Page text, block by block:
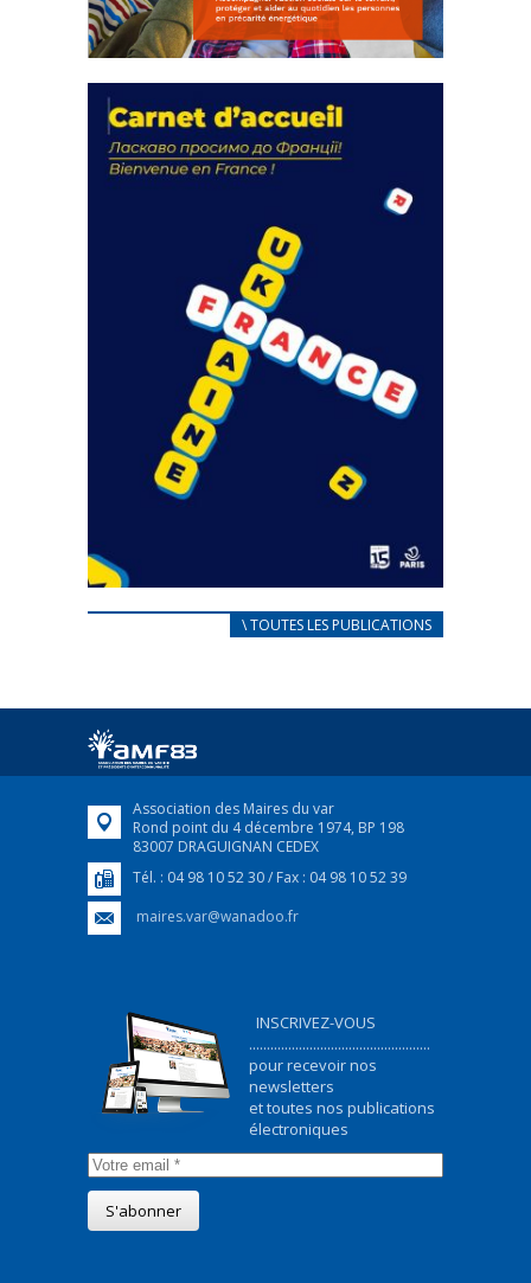
actions
18 septembre 2023
FEUILLETER
CARNET D’ACCUEIL
Afin d’accompagner au mieux les réfugiés
FEUILLETER
\ TOUTES LES PUBLICATIONS
Association des Maires du var
Rond point du 4 décembre 1974, BP 198
83007 DRAGUIGNAN CEDEX
Tél. : 04 98 10 52 30 / Fax : 04 98 10 52 39
maires.var@wanadoo.fr
INSCRIVEZ-VOUS
...................................................
pour recevoir nos
newsletters
et toutes nos publications
électroniques